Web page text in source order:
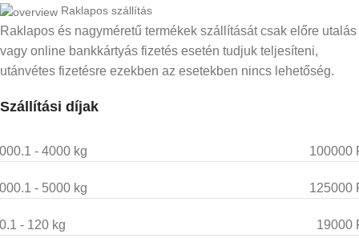
Raklapos szállítás
Raklapos és nagyméretű termékek szállítását csak előre utalás
vagy online bankkártyás fizetés esetén tudjuk teljesíteni,
utánvétes fizetésre ezekben az esetekben nincs lehetőség.
Szállítási díjak
- 4000 kg 100000
- 5000 kg 125000
- 120 kg 19000